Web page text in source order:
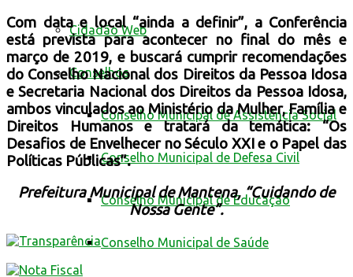
Cidadão Web
Conselhos
Conselho Municipal de Assistência Social
Conselho Municipal de Defesa Civil
Conselho Municipal de Educação
Conselho Municipal de Saúde
Com data e local “ainda a definir”, a Conferência
está prevista para acontecer no final do mês e
março de 2019, e buscará cumprir recomendações
do Conselho Nacional dos Direitos da Pessoa Idosa
e Secretaria Nacional dos Direitos da Pessoa Idosa,
ambos vinculados ao Ministério da Mulher, Família e
Direitos Humanos e tratará da temática: “Os
Desafios de Envelhecer no Século XXI e o Papel das
Políticas Públicas”.
Prefeitura Municipal de Mantena, “Cuidando de
Nossa Gente”.